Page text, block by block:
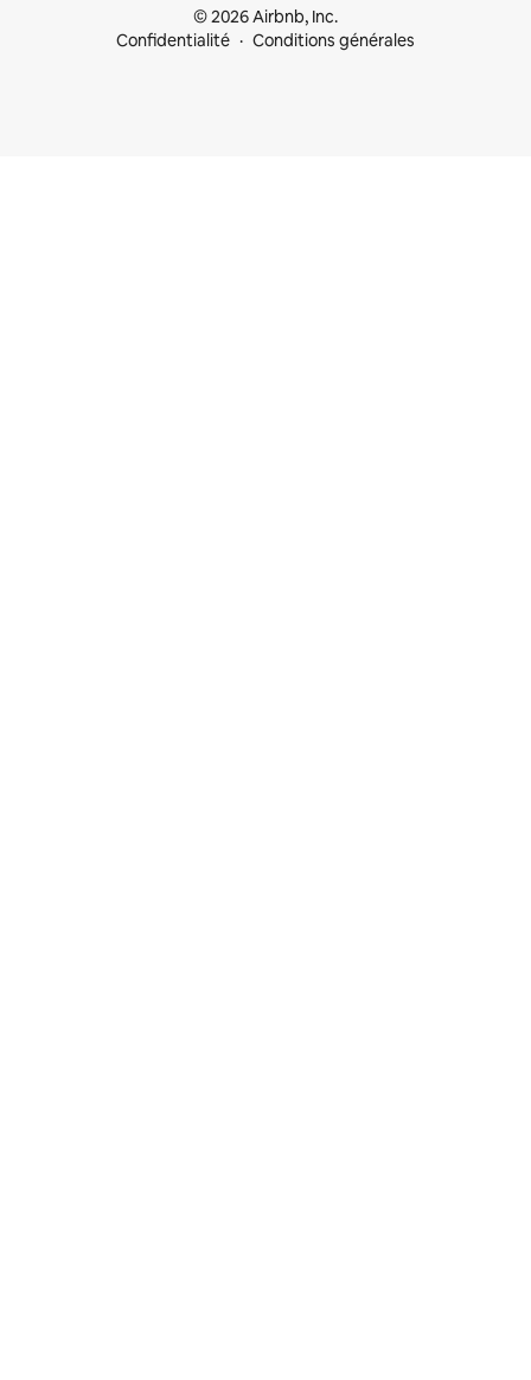
© 2026 Airbnb, Inc.
Confidentialité
Conditions générales